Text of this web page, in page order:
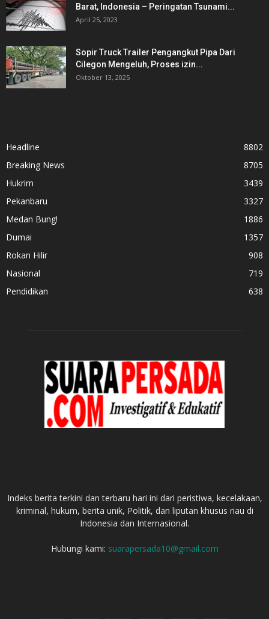
Barat, Indonesia – Peringatan Tsunami...
April 25, 2023
Sopir Truck Trailer Pengangkut Pipa Dari
Cilegon Mengeluh, Proses izin...
Oktober 13, 2025
Headline
8802
Breaking News
8705
Hukrim
3439
Pekanbaru
3327
Medan Bung!
1886
Dumai
1357
Rokan Hilir
908
Nasional
719
Pendidikan
638
Indeks berita terkini dan terbaru hari ini dari peristiwa, kecelakaan,
kriminal, hukum, berita unik, Politik, dan liputan khusus riau di
Indonesia dan Internasional.
Hubungi kami: suarapersada10@gmail.com